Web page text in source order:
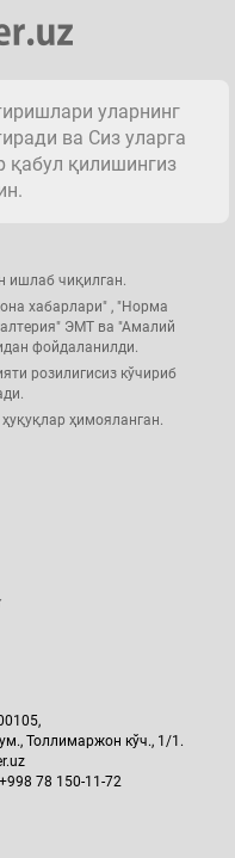
уларнинг
ва Сиз уларга
қабул қилишингиз
ишлаб чиқилган.
хабарлари" , "Норма
ЭМТ ва "Амалий
фойдаланилди.
розилигисиз кўчириб
ҳимояланган.
Толлимаржон кўч., 1/1.
78 150-11-72